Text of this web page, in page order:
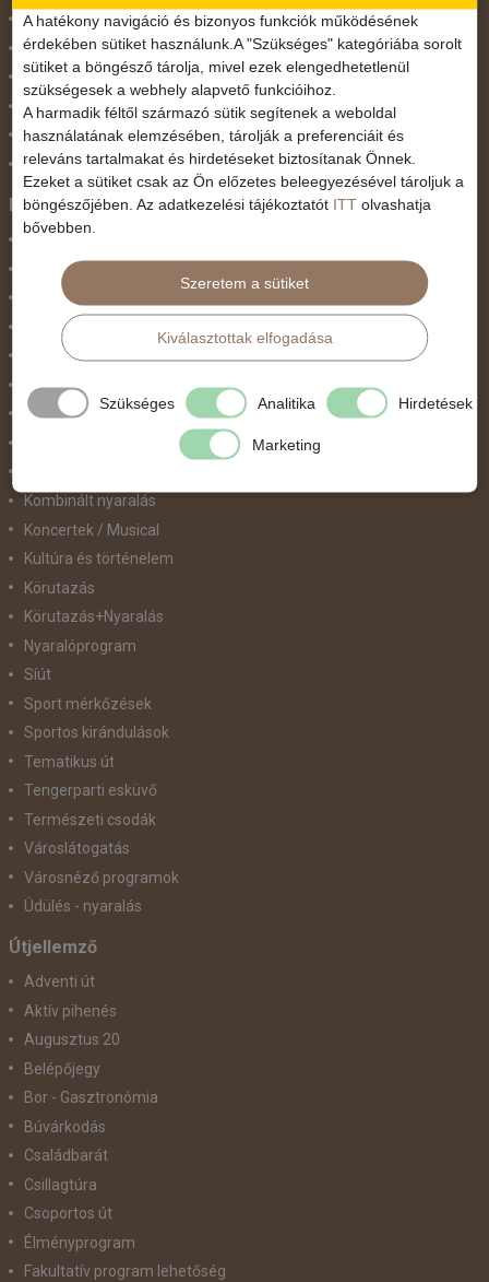
November 1.
Október 23.
Pünkösdi utazás
Szilveszter
Tavaszi szünet
Valentin nap
Programtípus
Belépőjegy
Egyéni út
Egzotikus út
Fesztiválok
Golfút
Gyalogtúra
Kombinált nyaralás
Koncertek / Musical
Kultúra és történelem
Körutazás
Körutazás+Nyaralás
Nyaralóprogram
Síút
Sport mérkőzések
Sportos kirándulások
Tematikus út
Tengerparti esküvő
Természeti csodák
Városlátogatás
Városnéző programok
Üdülés - nyaralás
Útjellemző
Adventi út
Aktív pihenés
Augusztus 20
Belépőjegy
Bor - Gasztronómia
Búvárkodás
Családbarát
Csillagtúra
Csoportos út
Élményprogram
Fakultatív program lehetőség
A hatékony navigáció és bizonyos funkciók működésének
érdekében sütiket használunk.A "Szükséges" kategóriába sorolt
sütiket a böngésző tárolja, mivel ezek elengedhetetlenül
szükségesek a webhely alapvető funkcióihoz.
A harmadik féltől származó sütik segítenek a weboldal
használatának elemzésében, tárolják a preferenciáit és
releváns tartalmakat és hirdetéseket biztosítanak Önnek.
Ezeket a sütiket csak az Ön előzetes beleegyezésével tároljuk a
böngészőjében. Az adatkezelési tájékoztatót ITT olvashatja
bővebben.
Szeretem a sütiket
Kiválasztottak elfogadása
Szükséges Analitika Hirdetések
Marketing